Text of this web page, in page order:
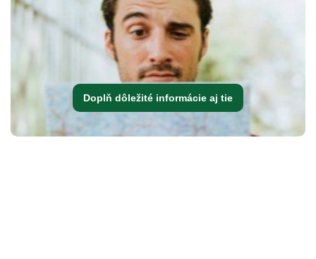
Doplň dôležité informácie aj tie